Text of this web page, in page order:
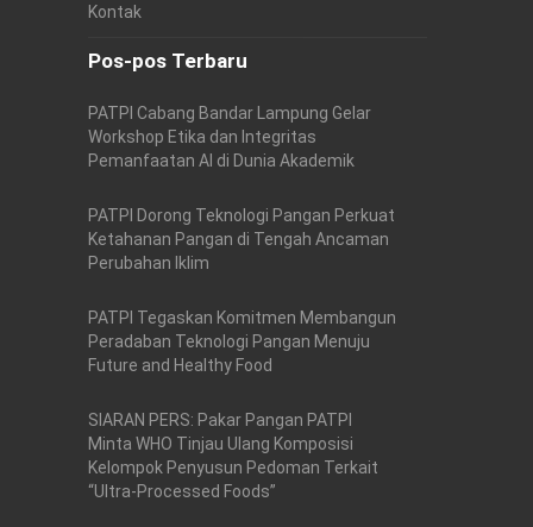
Kontak
Pos-pos Terbaru
PATPI Cabang Bandar Lampung Gelar
Workshop Etika dan Integritas
Pemanfaatan AI di Dunia Akademik
PATPI Dorong Teknologi Pangan Perkuat
Ketahanan Pangan di Tengah Ancaman
Perubahan Iklim
PATPI Tegaskan Komitmen Membangun
Peradaban Teknologi Pangan Menuju
Future and Healthy Food
SIARAN PERS: Pakar Pangan PATPI
Minta WHO Tinjau Ulang Komposisi
Kelompok Penyusun Pedoman Terkait
“Ultra-Processed Foods”